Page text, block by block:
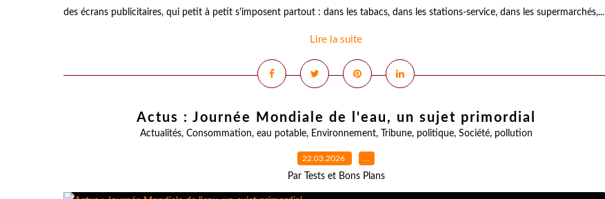
des écrans publicitaires, qui petit à petit s'imposent partout : dans les tabacs, dans les stations-service, dans les supermarchés,...
Lire la suite
Actus : Journée Mondiale de l'eau, un sujet primordial
Actualités, Consommation, eau potable, Environnement, Tribune, politique, Société, pollution
22.03.2026 …
Par Tests et Bons Plans